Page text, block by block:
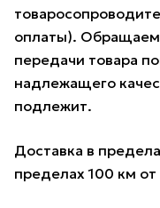
оплаты). Обращаем
передачи товара
надлежащего
подлежит.
Доставка в
пределах 100 км